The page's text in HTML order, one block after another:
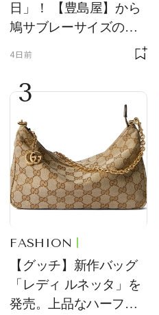
日」！ 【豊島屋】から
鳩サブレーサイズのポ
ーチ「はとっこ」を限
4日前
3
FASHION
【グッチ】新作バッグ
「レディ ルネッタ」を
発売。上品なハーフム